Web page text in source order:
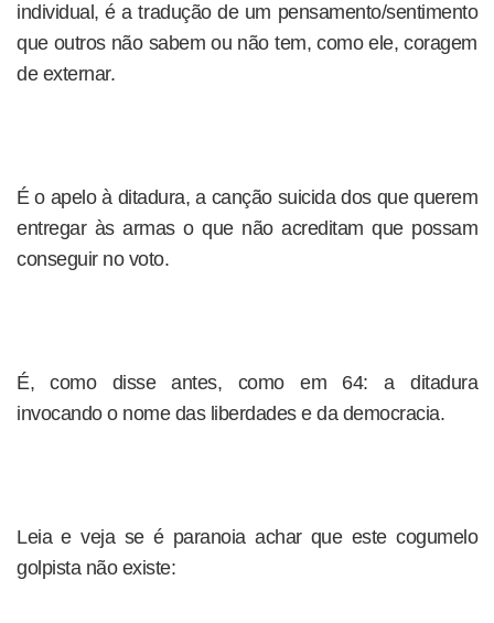
individual, é a tradução de um pensamento/sentimento
que outros não sabem ou não tem, como ele, coragem
de externar.
É o apelo à ditadura, a canção suicida dos que querem
entregar às armas o que não acreditam que possam
conseguir no voto.
É, como disse antes, como em 64: a ditadura
invocando o nome das liberdades e da democracia.
Leia e veja se é paranoia achar que este cogumelo
golpista não existe: